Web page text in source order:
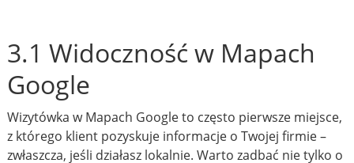
3.1 Widoczność w Mapach
Google
Wizytówka w Mapach Google to często pierwsze miejsce,
z którego klient pozyskuje informacje o Twojej firmie –
zwłaszcza, jeśli działasz lokalnie. Warto zadbać nie tylko o